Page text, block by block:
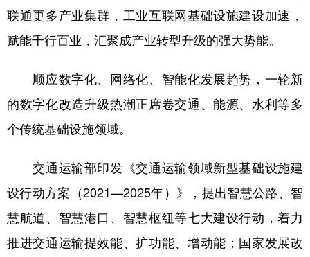
联通更多产业集群，工业互联网基础设施建设加速，
赋能千行百业，汇聚成产业转型升级的强大势能。
顺应数字化、网络化、智能化发展趋势，一轮新
的数字化改造升级热潮正席卷交通、能源、水利等多
个传统基础设施领域。
交通运输部印发《交通运输领域新型基础设施建
设行动方案（2021—2025年）》，提出智慧公路、智
慧航道、智慧港口、智慧枢纽等七大建设行动，着力
推进交通运输提效能、扩功能、增动能；国家发展改